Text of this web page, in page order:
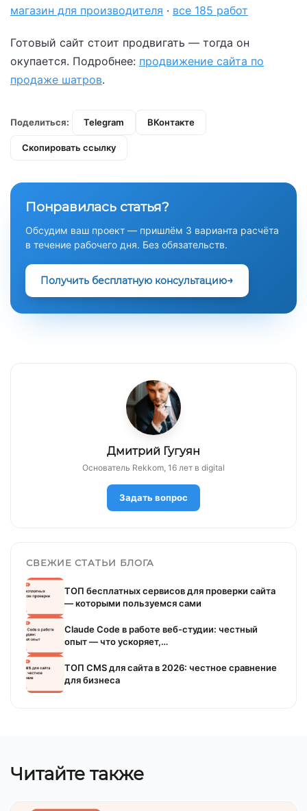
магазин для производителя · все 185 работ
Готовый сайт стоит продвигать — тогда он
окупается. Подробнее: продвижение сайта по
продаже шатров.
Поделиться: Telegram ВКонтакте
Скопировать ссылку
Понравилась статья?
Обсудим ваш проект — пришлём 3 варианта расчёта
в течение рабочего дня. Без обязательств.
Получить бесплатную консультацию
Дмитрий Гугуян
Основатель Rekkom, 16 лет в digital
Задать вопрос
СВЕЖИЕ СТАТЬИ БЛОГА
ТОП бесплатных сервисов для проверки сайта
— которыми пользуемся сами
Claude Code в работе веб-студии: честный
опыт — что ускоряет,…
ТОП CMS для сайта в 2026: честное сравнение
для бизнеса
Читайте также